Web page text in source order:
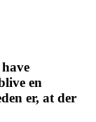
en
er, at der